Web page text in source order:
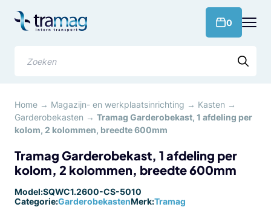
naar
0
Home → Magazijn- en werkplaatsinrichting → Kasten →
Garderobekasten → Tramag Garderobekast, 1 afdeling per
kolom, 2 kolommen, breedte 600mm
Tramag Garderobekast, 1 afdeling per
kolom, 2 kolommen, breedte 600mm
Model:SQWC1.2600-CS-5010
Categorie:GarderobekastenMerk:Tramag